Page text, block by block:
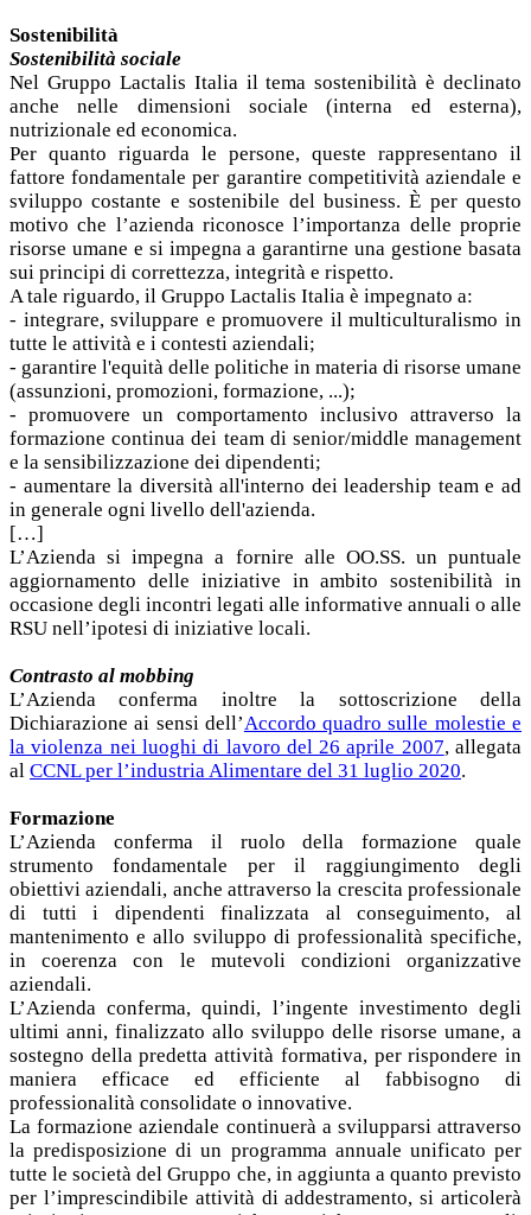
Sostenibilità
Sostenibilità sociale
Nel Gruppo Lactalis Italia il tema sostenibilità è declinato
anche nelle dimensioni sociale (interna ed esterna),
nutrizionale ed economica.
Per quanto riguarda le persone, queste rappresentano il
fattore fondamentale per garantire competitività aziendale e
sviluppo costante e sostenibile del business. È per questo
motivo che l’azienda riconosce l’importanza delle proprie
risorse umane e si impegna a garantirne una gestione basata
sui principi di correttezza, integrità e rispetto.
A tale riguardo, il Gruppo Lactalis Italia è impegnato a:
- integrare, sviluppare e promuovere il multiculturalismo in
tutte le attività e i contesti aziendali;
- garantire l'equità delle politiche in materia di risorse umane
(assunzioni, promozioni, formazione, ...);
- promuovere un comportamento inclusivo attraverso la
formazione continua dei team di senior/middle management
e la sensibilizzazione dei dipendenti;
- aumentare la diversità all'interno dei leadership team e ad
in generale ogni livello dell'azienda.
[…]
L’Azienda si impegna a fornire alle OO.SS. un puntuale
aggiornamento delle iniziative in ambito sostenibilità in
occasione degli incontri legati alle informative annuali o alle
RSU nell’ipotesi di iniziative locali.
Contrasto al mobbing
L’Azienda conferma inoltre la sottoscrizione della
Dichiarazione ai sensi dell’Accordo quadro sulle molestie e
la violenza nei luoghi di lavoro del 26 aprile 2007, allegata
al CCNL per l’industria Alimentare del 31 luglio 2020.
Formazione
L’Azienda conferma il ruolo della formazione quale
strumento fondamentale per il raggiungimento degli
obiettivi aziendali, anche attraverso la crescita professionale
di tutti i dipendenti finalizzata al conseguimento, al
mantenimento e allo sviluppo di professionalità specifiche,
in coerenza con le mutevoli condizioni organizzative
aziendali.
L’Azienda conferma, quindi, l’ingente investimento degli
ultimi anni, finalizzato allo sviluppo delle risorse umane, a
sostegno della predetta attività formativa, per rispondere in
maniera efficace ed efficiente al fabbisogno di
professionalità consolidate o innovative.
La formazione aziendale continuerà a svilupparsi attraverso
la predisposizione di un programma annuale unificato per
tutte le società del Gruppo che, in aggiunta a quanto previsto
per l’imprescindibile attività di addestramento, si articolerà